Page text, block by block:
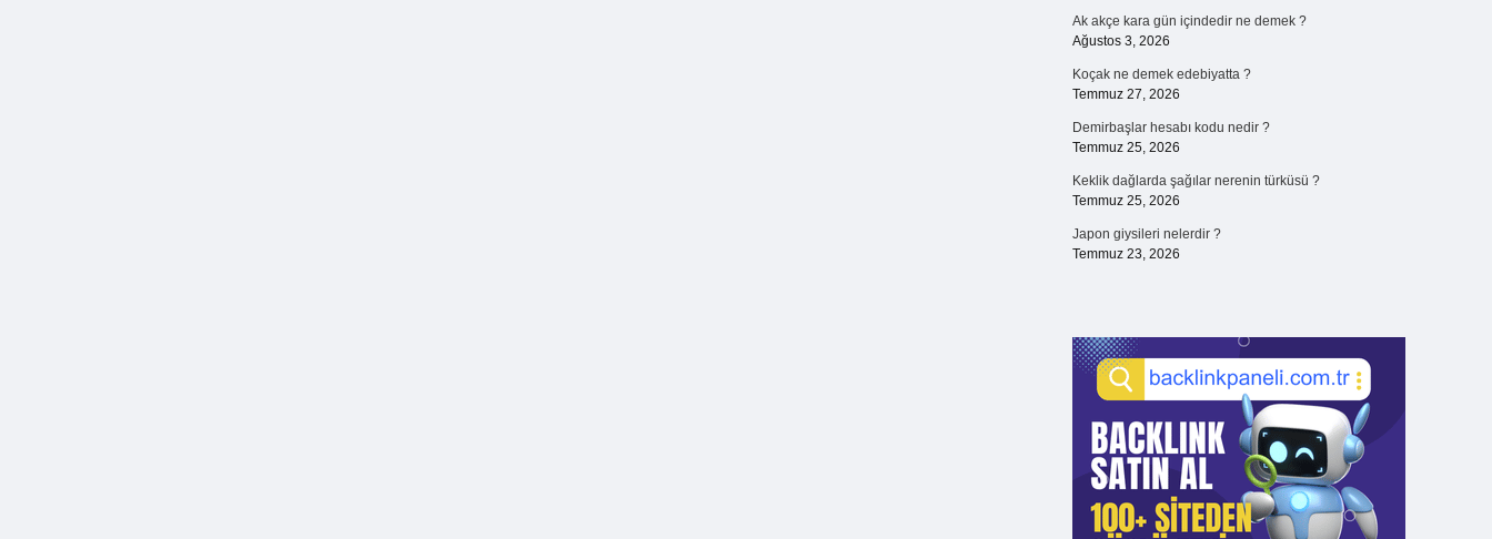
Ak akçe kara gün içindedir ne demek ?
Ağustos 3, 2026
Koçak ne demek edebiyatta ?
Temmuz 27, 2026
Demirbaşlar hesabı kodu nedir ?
Temmuz 25, 2026
Keklik dağlarda şağılar nerenin türküsü ?
Temmuz 25, 2026
Japon giysileri nelerdir ?
Temmuz 23, 2026